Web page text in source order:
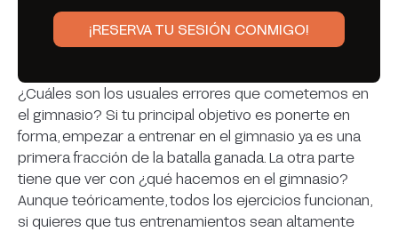
¿Cuáles son los usuales errores que cometemos en
el gimnasio? Si tu principal objetivo es ponerte en
forma, empezar a entrenar en el gimnasio ya es una
primera fracción de la batalla ganada. La otra parte
tiene que ver con ¿qué hacemos en el gimnasio?
Aunque teóricamente, todos los ejercicios funcionan,
si quieres que tus entrenamientos sean altamente
¡RESERVA TU SESIÓN CONMIGO!